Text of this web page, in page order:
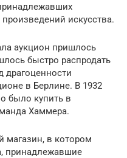
искусства.
аукцион пришлось
быстро распродать
в Берлине. В 1932
было купить в
Хаммера.
магазин, в котором
принадлежавшие